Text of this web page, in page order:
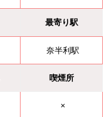
最寄り駅
奈半利駅
喫煙所
×